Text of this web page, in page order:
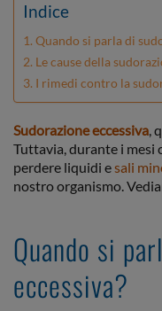
Indice
Quando si parla di
Le cause della
I rimedi contro la
Sudorazione eccessiva,
Tuttavia, durante i mesi
perdere liquidi esali
nostro organismo.
Quando si
eccessiva?